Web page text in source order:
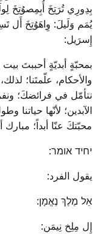
بِدِورِي تُرَتِخَ أُبِمِصوُتِخَ
يُمَم وَلَيلَ: وِاهَوُتِخَ أَل
إِسرَيل:
بمحبّةٍ أبديّةٍ أحببتَ بيت
والأحكام، علّمتَنا؛
نتأمّل في فرائضكَ؛
الآبدين؛ لأنّها حياتنا
محبّتكَ عنّا أبداً؛
יחיד אומר:
يقول الفرد:
אֵל מֶלֶךְ נֶאֱמָן:
إِل مِلِخ نِيمَن: